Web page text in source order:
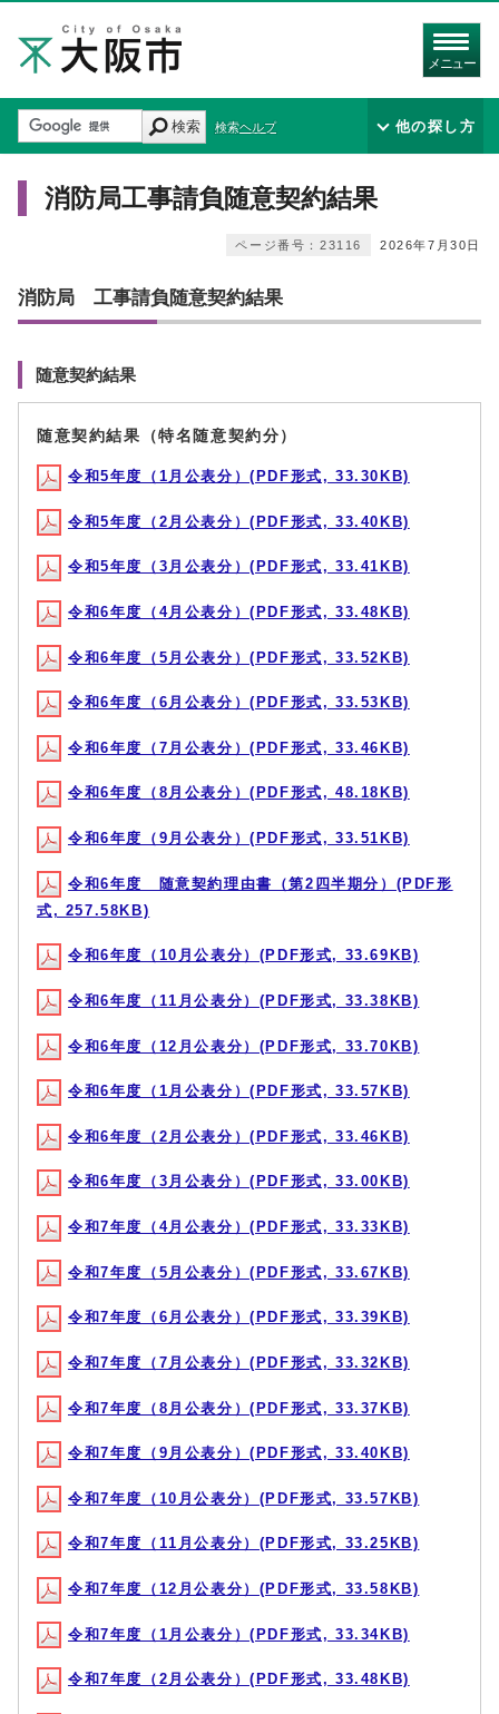
メニュー
検索 検索ヘルプ 他の探し方
消防局工事請負随意契約結果
2026年7月30日
ページ番号：23116
消防局 工事請負随意契約結果
随意契約結果
随意契約結果（特名随意契約分）
令和5年度（1月公表分）(PDF形式, 33.30KB)
令和5年度（2月公表分）(PDF形式, 33.40KB)
令和5年度（3月公表分）(PDF形式, 33.41KB)
令和6年度（4月公表分）(PDF形式, 33.48KB)
令和6年度（5月公表分）(PDF形式, 33.52KB)
令和6年度（6月公表分）(PDF形式, 33.53KB)
令和6年度（7月公表分）(PDF形式, 33.46KB)
令和6年度（8月公表分）(PDF形式, 48.18KB)
令和6年度（9月公表分）(PDF形式, 33.51KB)
令和6年度 随意契約理由書（第2四半期分）(PDF形
式, 257.58KB)
令和6年度（10月公表分）(PDF形式, 33.69KB)
令和6年度（11月公表分）(PDF形式, 33.38KB)
令和6年度（12月公表分）(PDF形式, 33.70KB)
令和6年度（1月公表分）(PDF形式, 33.57KB)
令和6年度（2月公表分）(PDF形式, 33.46KB)
令和6年度（3月公表分）(PDF形式, 33.00KB)
令和7年度（4月公表分）(PDF形式, 33.33KB)
令和7年度（5月公表分）(PDF形式, 33.67KB)
令和7年度（6月公表分）(PDF形式, 33.39KB)
令和7年度（7月公表分）(PDF形式, 33.32KB)
令和7年度（8月公表分）(PDF形式, 33.37KB)
令和7年度（9月公表分）(PDF形式, 33.40KB)
令和7年度（10月公表分）(PDF形式, 33.57KB)
令和7年度（11月公表分）(PDF形式, 33.25KB)
令和7年度（12月公表分）(PDF形式, 33.58KB)
令和7年度（1月公表分）(PDF形式, 33.34KB)
令和7年度（2月公表分）(PDF形式, 33.48KB)